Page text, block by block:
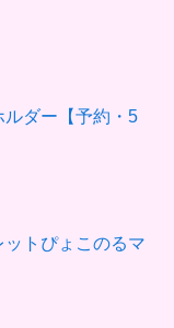
ダー【予約・5
ットぴょこのるマ